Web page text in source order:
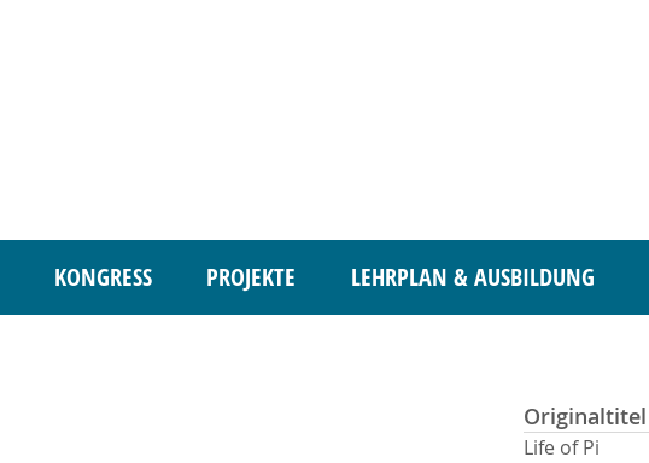
KONGRESS PROJEKTE LEHRPLAN & AUSBILDUNG
Originaltitel
Life of Pi